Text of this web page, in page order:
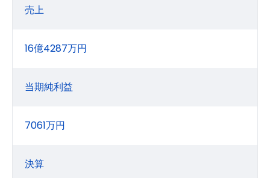
売上
16億4287万円
当期純利益
7061万円
決算